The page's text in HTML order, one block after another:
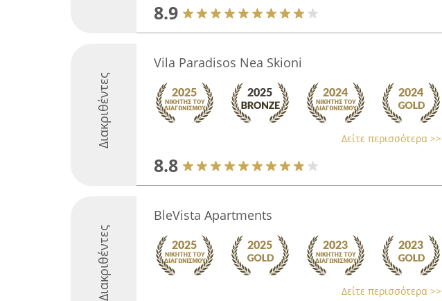
8.9
Διακριθέντες
Vila Paradisos Nea Skioni
Δείτε περισσότερα >>
8.8
Διακριθέντες
BleVista Apartments
Δείτε περισσότερα >>